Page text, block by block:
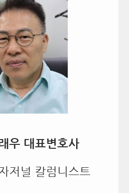
우 대표변호사
저널 칼럼니스트